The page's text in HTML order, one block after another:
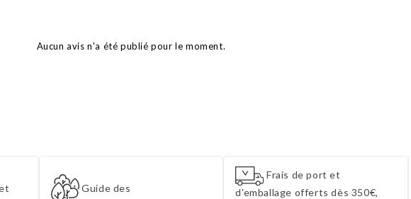
Aucun avis n'a été publié pour le moment.
Guide des
Frais de port et
d'emballage offerts dès 350€,